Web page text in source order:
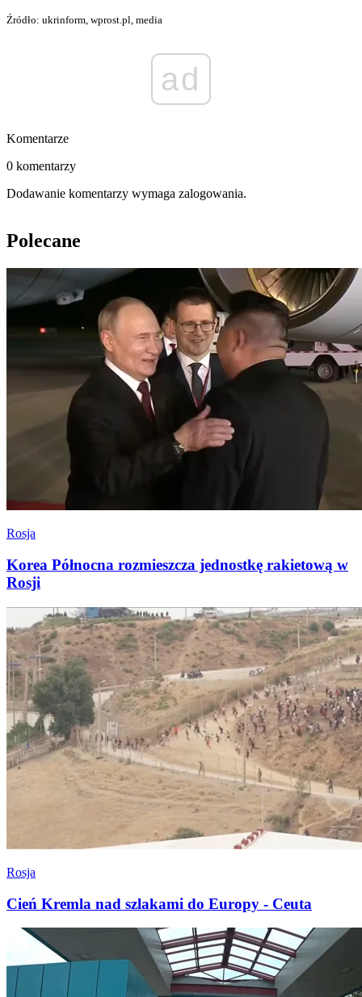
Źródło: ukrinform, wprost.pl, media
ad
Komentarze
0 komentarzy
Dodawanie komentarzy wymaga zalogowania.
Polecane
Rosja
Korea Północna rozmieszcza jednostkę rakietową w
Rosji
Rosja
Cień Kremla nad szlakami do Europy - Ceuta